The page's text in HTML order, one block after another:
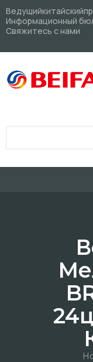
Информационный
Свяжитесь с нами